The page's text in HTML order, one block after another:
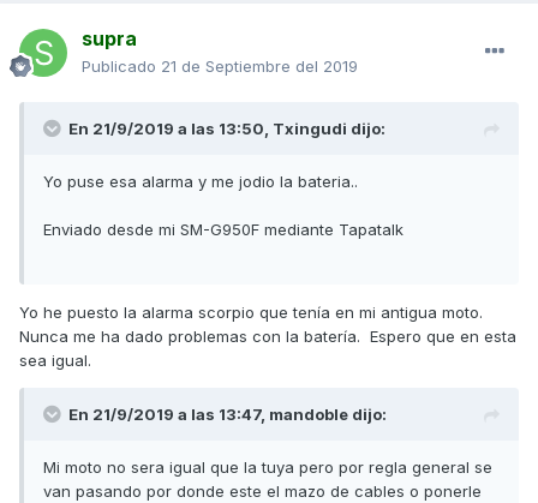
supra
Publicado 21 de Septiembre del 2019
En 21/9/2019 a las 13:50, Txingudi dijo:
Yo puse esa alarma y me jodio la bateria..
Enviado desde mi SM-G950F mediante Tapatalk
Yo he puesto la alarma scorpio que tenía en mi antigua moto.
Nunca me ha dado problemas con la batería. Espero que en esta
sea igual.
En 21/9/2019 a las 13:47, mandoble dijo:
Mi moto no sera igual que la tuya pero por regla general se
van pasando por donde este el mazo de cables o ponerle